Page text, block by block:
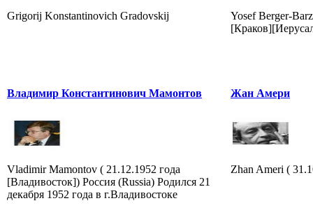
Grigorij Konstantinovich Gradovskij
Yosef Berger-
Владимир Константинович Мамонтов
Vladimir Mamontov ( 21.12.1952 года
[Владивосток]) Россия (Russia) Родился 21
декабря 1952 года в г.Владивостоке
Жан Амери
Zhan Ameri (